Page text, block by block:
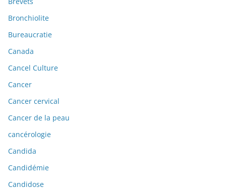
Bronchiolite
Bureaucratie
Canada
Cancel Culture
Cancer
Cancer cervical
Cancer de la peau
cancérologie
Candida
Candidémie
Candidose